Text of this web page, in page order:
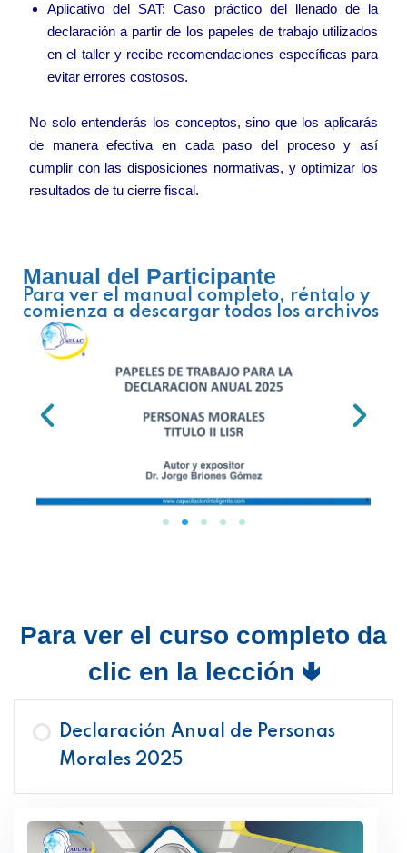
Aplicativo del SAT: Caso práctico del llenado de la
declaración a partir de los papeles de trabajo utilizados
en el taller y recibe recomendaciones específicas para
evitar errores costosos.
No solo entenderás los conceptos, sino que los aplicarás
de manera efectiva en cada paso del proceso y así
cumplir con las disposiciones normativas, y optimizar los
resultados de tu cierre fiscal.
Manual del Participante
Para ver el manual completo, réntalo y
comienza a descargar todos los archivos
Para ver el curso completo da
clic en la lección 🢃
Declaración Anual de Personas
Morales 2025